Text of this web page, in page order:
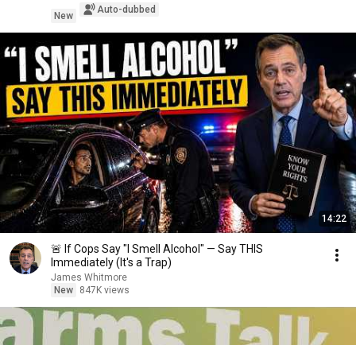
New
Auto-dubbed
14:22
🚨 If Cops Say "I Smell Alcohol" — Say THIS
Immediately (It's a Trap)
James Whitmore
New
847K views